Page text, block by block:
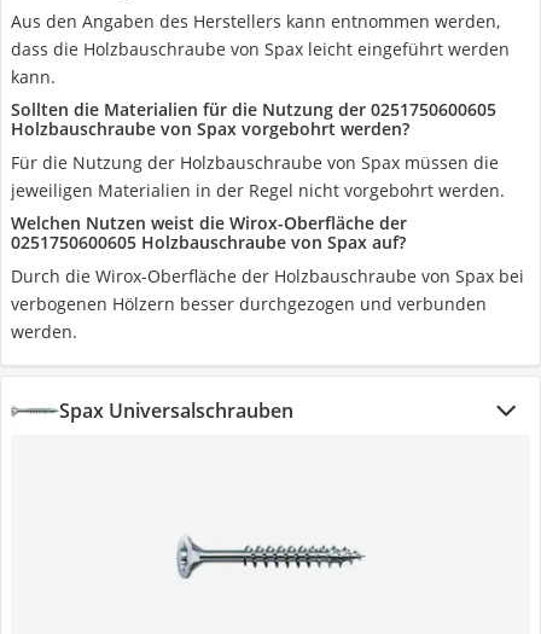
Aus den Angaben des Herstellers kann entnommen werden,
dass die Holzbauschraube von Spax leicht eingeführt werden
kann.
Sollten die Materialien für die Nutzung der 0251750600605
Holzbauschraube von Spax vorgebohrt werden?
Für die Nutzung der Holzbauschraube von Spax müssen die
jeweiligen Materialien in der Regel nicht vorgebohrt werden.
Welchen Nutzen weist die Wirox-Oberfläche der
0251750600605 Holzbauschraube von Spax auf?
Durch die Wirox-Oberfläche der Holzbauschraube von Spax bei
verbogenen Hölzern besser durchgezogen und verbunden
werden.
Spax Universalschrauben